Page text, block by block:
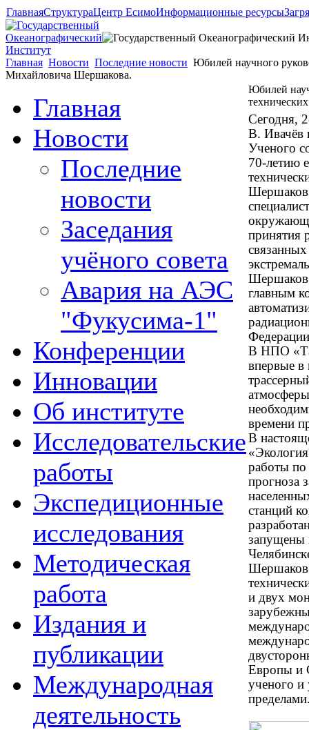
ГлавнаяСтруктураЦентр ЕсимоИнформационные ресурсы
Главная Новости Последние новости Юбилей научного
Михайловича Шершакова.
Главная
Новости
Последние
новости
Заседания
учёного совета
Авария на АЭС
"Фукусима-1"
Конференции
Инновации
Об институте
Исследовательские
работы
Экспедиционные
исследования
Методическая
работа
Издания и
публикации
Международная
деятельность
Юбилей
Сегодня,
В. Ивачёв
Ученого
70-летию
Шершаков
принятия
Шершаков
главным
В НПО
впервые в
времени
В
работы по
прогноза
станций
запущены
и двух
Европы и
ученого и